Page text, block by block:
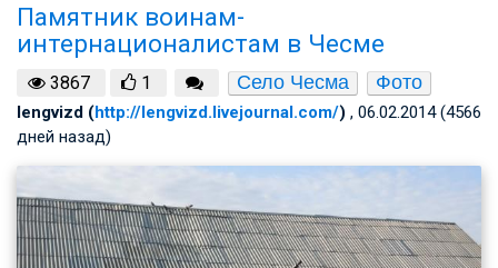
Памятник воинам-
интернационалистам в Чесме
3867 1 Село Чесма Фото
lengvizd (http://lengvizd.livejournal.com/) , 06.02.2014 (4566
дней назад)